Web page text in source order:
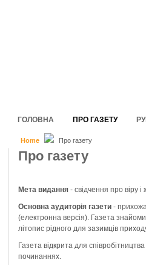
ГОЛОВНА ПРО ГАЗЕТУ
Home Про газету
Про газету
Мета видання - свідчення про віру і
Основна аудиторія газети -
(електронна версія). Газета
літопис рідного для зазимців
Газета відкрита для
починаннях.